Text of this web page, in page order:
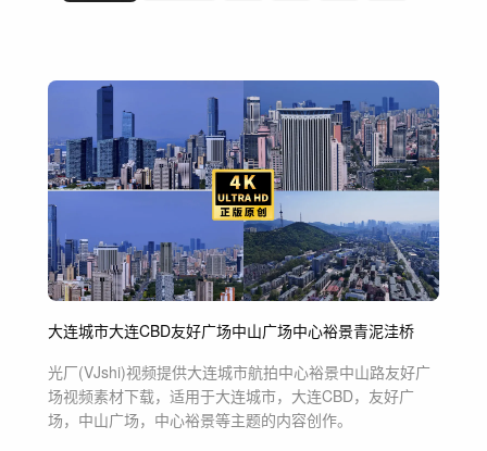
大连城市大连CBD友好广场中山广场中心裕景青泥洼桥
光厂(VJshi)视频提供大连城市航拍中心裕景中山路友好广
场视频素材下载，适用于大连城市，大连CBD，友好广
场，中山广场，中心裕景等主题的内容创作。